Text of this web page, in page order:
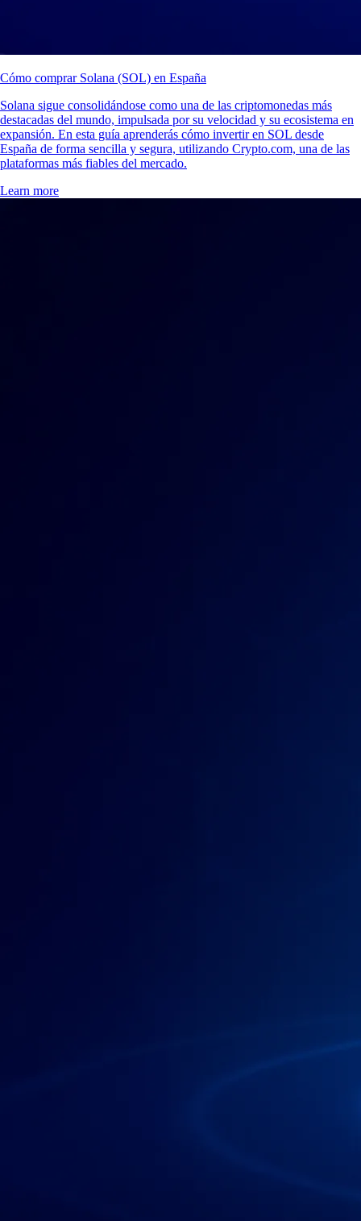
Cómo comprar Solana (SOL) en España
Solana sigue consolidándose como una de las criptomonedas más
destacadas del mundo, impulsada por su velocidad y su ecosistema en
expansión. En esta guía aprenderás cómo invertir en SOL desde
España de forma sencilla y segura, utilizando Crypto.com, una de las
plataformas más fiables del mercado.
Learn more